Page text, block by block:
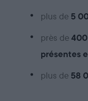
plus de 5
près de
présentes
plus de 58